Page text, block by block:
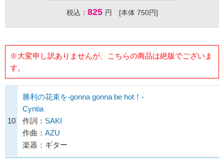
税込： 825 円 [本体 750円]
※大変申し訳ありませんが、こちらの商品は絶版でございま
す。
10
勝利の花束を-gonna gonna be hot！-
Cyntia
作詞： SAKI
作曲： AZU
楽器：ギター